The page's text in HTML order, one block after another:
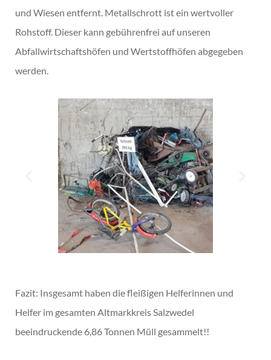
und Wiesen entfernt. Metallschrott ist ein wertvoller
Rohstoff. Dieser kann gebührenfrei auf unseren
Abfallwirtschaftshöfen und Wertstoffhöfen abgegeben
werden.
Fazit: Insgesamt haben die fleißigen Helferinnen und
Helfer im gesamten Altmarkkreis Salzwedel
beeindruckende 6,86 Tonnen Müll gesammelt!!